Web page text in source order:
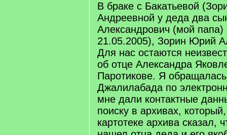
В браке с Бакатьевой
Андреевной у деда два
Александрович (мой папа)
21.05.2005), Зорин Юрий
Для нас остаются
об отце Александра
Паротикове. Я
Джалилабада по
мне дали контактные
поиску в архивах,
картотеке архива сказал,